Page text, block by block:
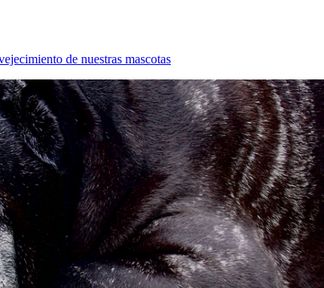
de nuestras mascotas